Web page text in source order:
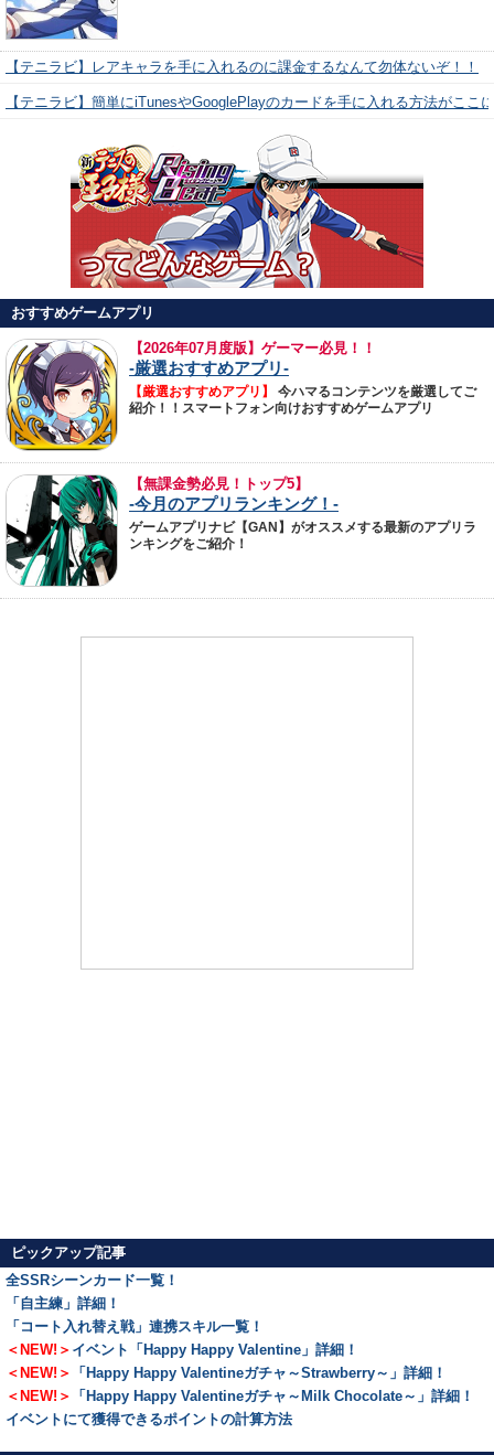
【テニラビ】レアキャラを手に入れるのに課金するなんて勿体ないぞ！！
【テニラビ】簡単にiTunesやGooglePlayのカードを手に入れる方法がここ
おすすめゲームアプリ
【2026年07月度版】ゲーマー必見！！
-厳選おすすめアプリ-
【厳選おすすめアプリ】
今ハマるコンテンツを厳選してご
紹介！！スマートフォン向けおすすめゲームアプリ
【無課金勢必見！トップ5】
-今月のアプリランキング！-
ゲームアプリナビ【GAN】がオススメする最新のアプリラ
ンキングをご紹介！
ピックアップ記事
全SSRシーンカード一覧！
「自主練」詳細！
「コート入れ替え戦」連携スキル一覧！
＜NEW!＞ イベント「Happy Happy Valentine」詳細！
＜NEW!＞
「Happy Happy Valentineガチャ～Strawberry～」詳細！
＜NEW!＞
「Happy Happy Valentineガチャ～Milk Chocolate～」詳細！
イベントにて獲得できるポイントの計算方法